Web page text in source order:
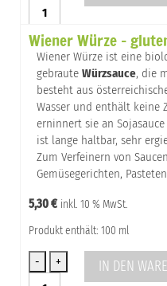
Würze
-
glutenfrei
ähnlich
Sojasauce!
Menge
Wiener Würze –
Wiener Würze ist eine
gebraute Würzsauce, die
besteht aus
Wasser und enthält keine
erninnert sie an
ist lange haltbar, sehr
Zum Verfeinern von
Gemüsegerichten,
5,30€ inkl. 10 % MwSt.
Produkt enthält: 100 ml
IN DEN